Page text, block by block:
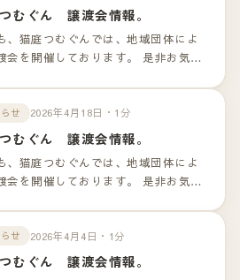
むぐん 譲渡会情報。
、猫庭つむぐんでは、地域団体によ
会を開催しております。 是非お気軽
りご確認下さいませ。
せ 2026年4月18日・1分
むぐん 譲渡会情報。
、猫庭つむぐんでは、地域団体によ
会を開催しております。 是非お気軽
せ 2026年4月4日・1分
むぐん 譲渡会情報。